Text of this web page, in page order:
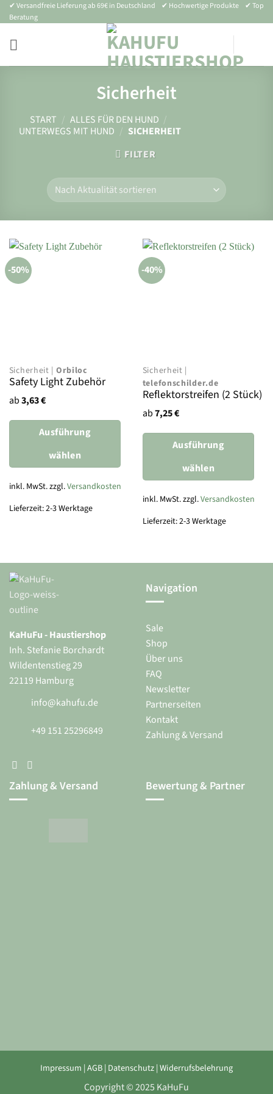
Zum
Inhalt
springen
✔ Versandfreie Lieferung ab 69€ in Deutschland ✔ Hochwertige Produkte ✔ Top
Beratung
Sicherheit
START / ALLES FÜR DEN HUND /
UNTERWEGS MIT HUND / SICHERHEIT
FILTER
-50%
Sicherheit | Orbiloc
Safety Light Zubehör
ab3,63€
Ausführung
wählen
Produkt
mehrere
Optionen
können
auf
der
Produktseite
werden
inkl. MwSt. zzgl.Versandkosten
Lieferzeit: 2-3 Werktage
-40%
Sicherheit |
telefonschilder.de
Reflektorstreifen (2 Stück)
ab7,25€
Ausführung
wählen
Produkt
mehrere
Die
können
auf
Produktseite
gewählt
werden
inkl. MwSt. zzgl.Versandkosten
Lieferzeit: 2-3 Werktage
KaHuFu - Haustiershop
Inh. Stefanie Borchardt
Wildentenstieg 29
22119 Hamburg
info@kahufu.de
+49 151 25296849
Navigation
Sale
Shop
Über uns
FAQ
Newsletter
Partnerseiten
Kontakt
Zahlung & Versand
Zahlung & Versand Bewertung & Partner
Impressum |AGB|Datenschutz|Widerrufsbelehrung
Copyright © 2025 KaHuFu